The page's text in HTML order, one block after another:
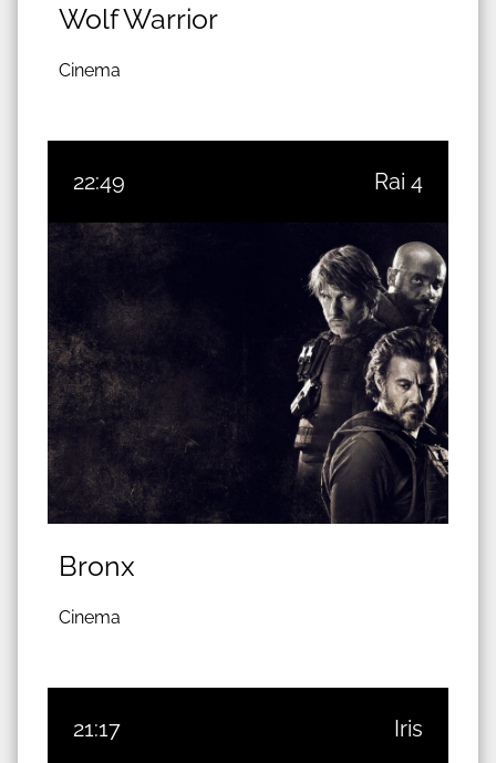
Wolf Warrior
Cinema
22:49 Rai 4
Bronx
Cinema
21:17 Iris